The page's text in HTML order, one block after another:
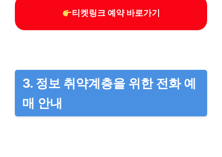
티켓링크 예약 바로가기
3. 정보 취약계층을 위한 전화 예
매 안내